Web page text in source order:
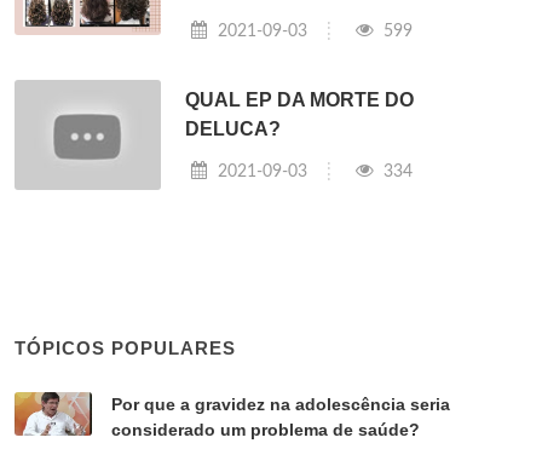
2021-09-03 599
QUAL EP DA MORTE DO
DELUCA?
2021-09-03 334
TÓPICOS POPULARES
Por que a gravidez na adolescência seria
considerado um problema de saúde?